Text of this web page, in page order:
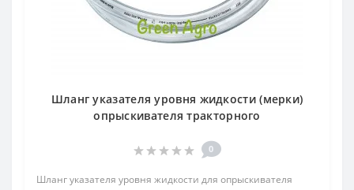
Шланг указателя уровня жидкости (мерки)
опрыскивателя тракторного
0
Шланг указателя уровня жидкости для опрыскивателя